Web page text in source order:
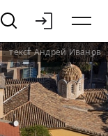
текст Андрей Иванов